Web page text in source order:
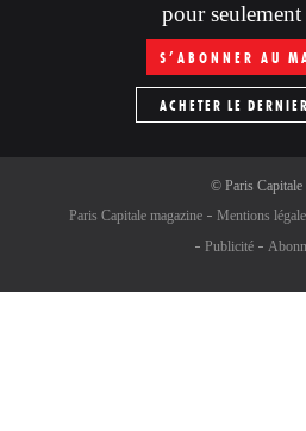
pour
S’ABONNER AU
ACHETER LE
© Paris Capitale
Paris Capitale magazine
Mentions
Publicité